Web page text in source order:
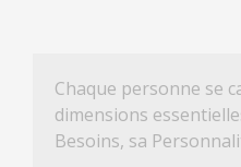
Chaque personne se
dimensions
Besoins, sa